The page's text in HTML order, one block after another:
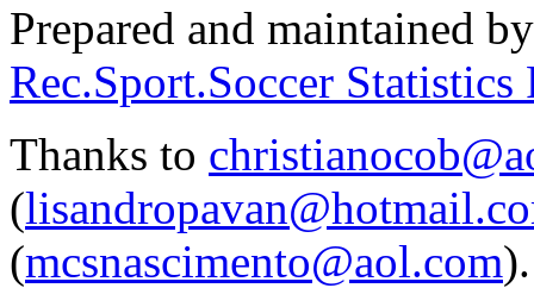
Prepared and maintained
Rec.Sport.Soccer
Thanks to
(
(mcsnascimento@aol.com).